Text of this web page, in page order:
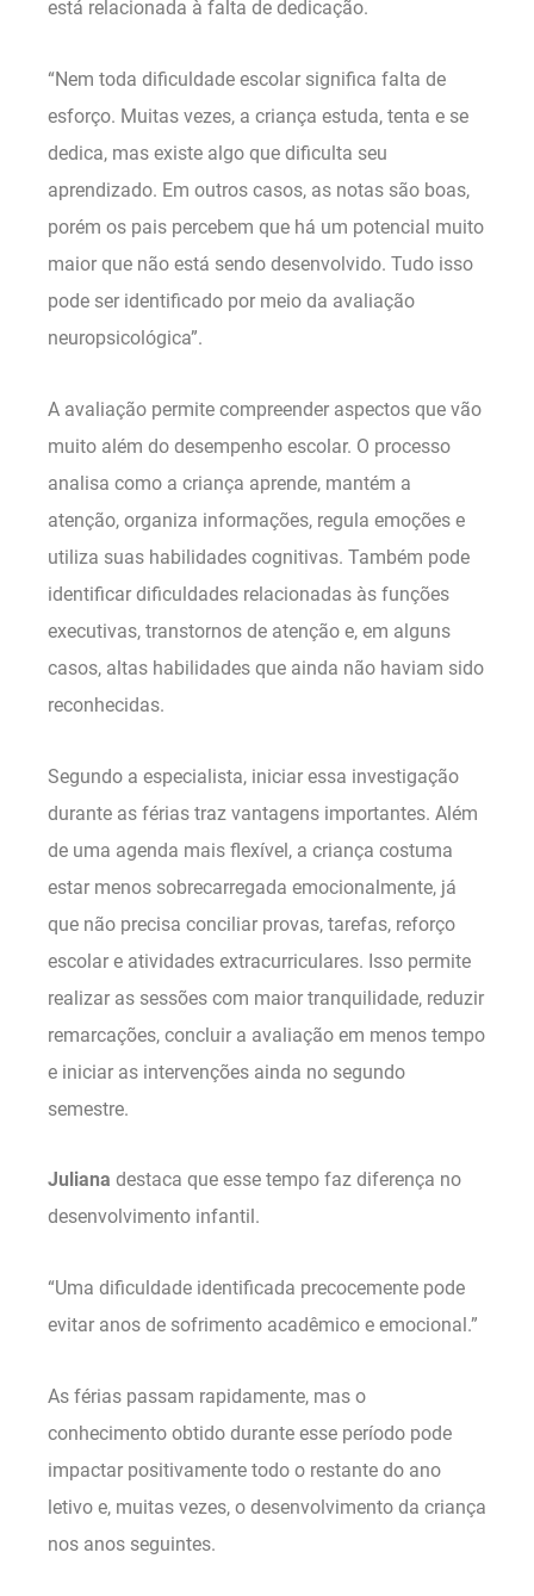
está relacionada à falta de dedicação.
“Nem toda dificuldade escolar significa falta de
esforço. Muitas vezes, a criança estuda, tenta e se
dedica, mas existe algo que dificulta seu
aprendizado. Em outros casos, as notas são boas,
porém os pais percebem que há um potencial muito
maior que não está sendo desenvolvido. Tudo isso
pode ser identificado por meio da avaliação
neuropsicológica”.
A avaliação permite compreender aspectos que vão
muito além do desempenho escolar. O processo
analisa como a criança aprende, mantém a
atenção, organiza informações, regula emoções e
utiliza suas habilidades cognitivas. Também pode
identificar dificuldades relacionadas às funções
executivas, transtornos de atenção e, em alguns
casos, altas habilidades que ainda não haviam sido
reconhecidas.
Segundo a especialista, iniciar essa investigação
durante as férias traz vantagens importantes. Além
de uma agenda mais flexível, a criança costuma
estar menos sobrecarregada emocionalmente, já
que não precisa conciliar provas, tarefas, reforço
escolar e atividades extracurriculares. Isso permite
realizar as sessões com maior tranquilidade, reduzir
remarcações, concluir a avaliação em menos tempo
e iniciar as intervenções ainda no segundo
semestre.
Juliana destaca que esse tempo faz diferença no
desenvolvimento infantil.
“Uma dificuldade identificada precocemente pode
evitar anos de sofrimento acadêmico e emocional.”
As férias passam rapidamente, mas o
conhecimento obtido durante esse período pode
impactar positivamente todo o restante do ano
letivo e, muitas vezes, o desenvolvimento da criança
nos anos seguintes.